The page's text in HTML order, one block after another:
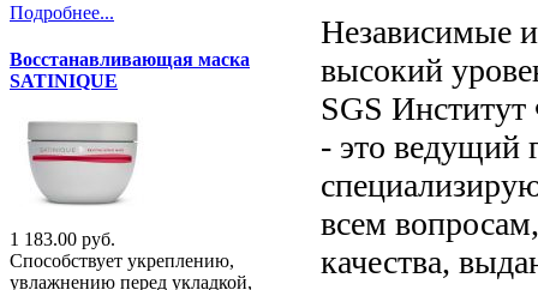
Независимые
высокий
SGS
- это ведущий
всем
качества,
Подробнее...
Восстанавливающая маска
SATINIQUE
1 183.00 руб.
Способствует укреплению,
увлажнению перед укладкой,